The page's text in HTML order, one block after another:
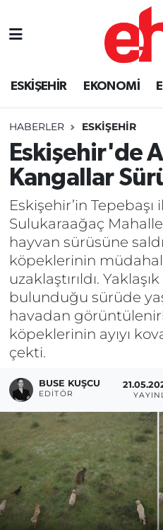
ESKİŞEHİR EKONOMİ
HABERLER ESKİŞEHİR
Eskişehir'de
Kangallar
Eskişehir’in Tepebaşı
Sulukaraağaç
hayvan sürüsüne
köpeklerinin
uzaklaştırıldı.
bulunduğu sürüde
havadan
köpeklerinin ayıyı
çekti.
BUSE KUŞCU
EDITÖR